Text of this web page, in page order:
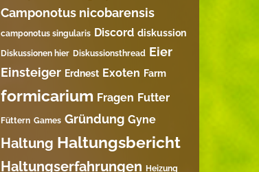
Camponotus nicobarensis
camponotus singularis Discord diskussion
Diskussionen hier Diskussionsthread Eier
Einsteiger Erdnest Exoten Farm
formicarium Fragen Futter
Füttern Games Gründung Gyne
Haltung Haltungsbericht
Haltungserfahrungen Heizung